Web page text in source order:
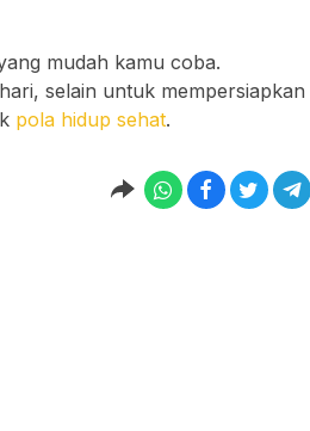
mudah kamu coba.
selain untuk mempersiapkan
pola hidup sehat.